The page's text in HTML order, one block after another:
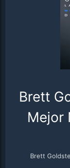
Brett
Mejor
Brett